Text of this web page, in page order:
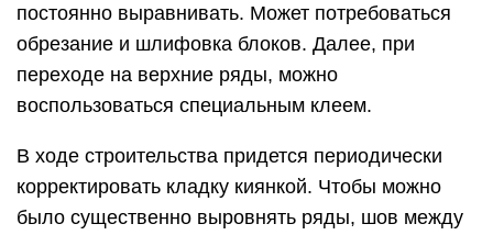
постоянно выравнивать. Может потребоваться
обрезание и шлифовка блоков. Далее, при
переходе на верхние ряды, можно
воспользоваться специальным клеем.
В ходе строительства придется периодически
корректировать кладку киянкой. Чтобы можно
было существенно выровнять ряды, шов между